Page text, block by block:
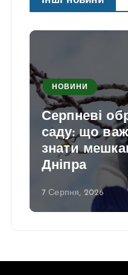
НОВИНИ
Серпневі
саду: що
знати
Дніпра
7 Серпня, 2026